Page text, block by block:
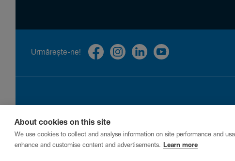
Urmă­rește-ne!
Privacy Cookies
About cookies on this site
We use cookies to collect and analyse information on site performance and
enhance and customise content and advertisements.
Learn more